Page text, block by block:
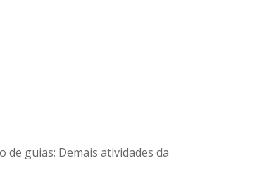
de guias; Demais atividades da